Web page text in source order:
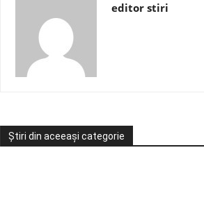
editor stiri
Știri din aceeași categorie